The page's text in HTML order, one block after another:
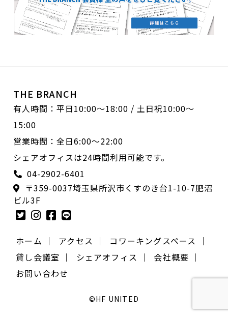
THE BRANCH
有人時間：平日10:00〜18:00 / 土日祝10:00〜
15:00
営業時間：全日6:00〜22:00
シェアオフィスは24時間利用可能です。
04-2902-6401
〒359-0037埼玉県所沢市くすのき台1-10-7肥沼
ビル3F
ホーム ｜ アクセス ｜
コワーキングスペース ｜
貸し会議室 ｜
シェアオフィス ｜
会社概要 ｜
お問い合わせ
©HF UNITED